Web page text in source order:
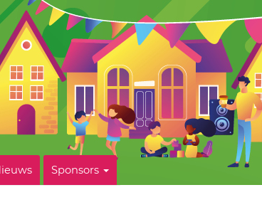
Sponsors